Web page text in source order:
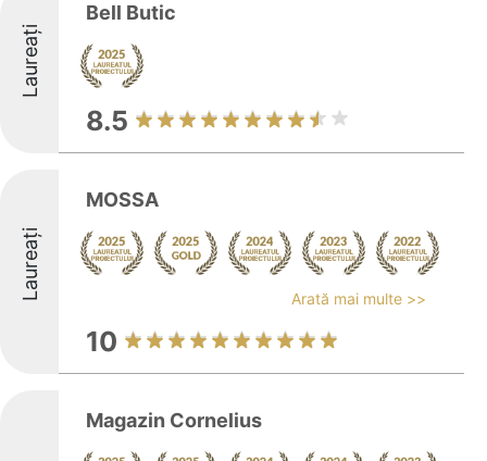
Laureați
Bell Butic
8.5
Laureați
MOSSA
Arată mai multe >>
10
Magazin Cornelius